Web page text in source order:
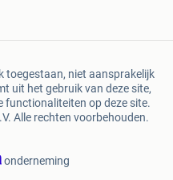
toegestaan, niet aansprakelijk
uit het gebruik van deze site,
op deze site.
Alle rechten voorbehouden.
onderneming